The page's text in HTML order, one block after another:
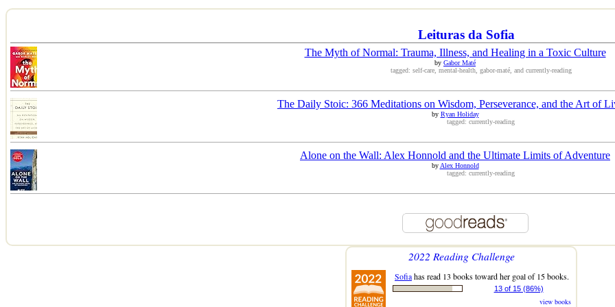
Leituras da Sofia
The Myth of Normal: Trauma, Illness, and Healing in a Toxic Culture
by Gabor Maté
tagged: self-care, mental-health, gabor-maté, and currently-reading
The Daily Stoic: 366 Meditations on Wisdom, Perseverance, and the Art of
by Ryan Holiday
tagged: currently-reading
Alone on the Wall: Alex Honnold and the Ultimate Limits of Adventure
by Alex Honnold
tagged: currently-reading
2022 Reading Challenge
Sofiahas read 13 books toward her goal of 15 books.
13 of 15 (86%)
view books